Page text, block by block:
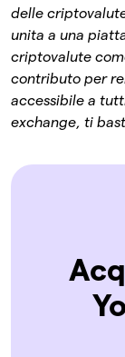
delle
unita a una
criptovalute
contributo per
accessibile a
exchange, ti